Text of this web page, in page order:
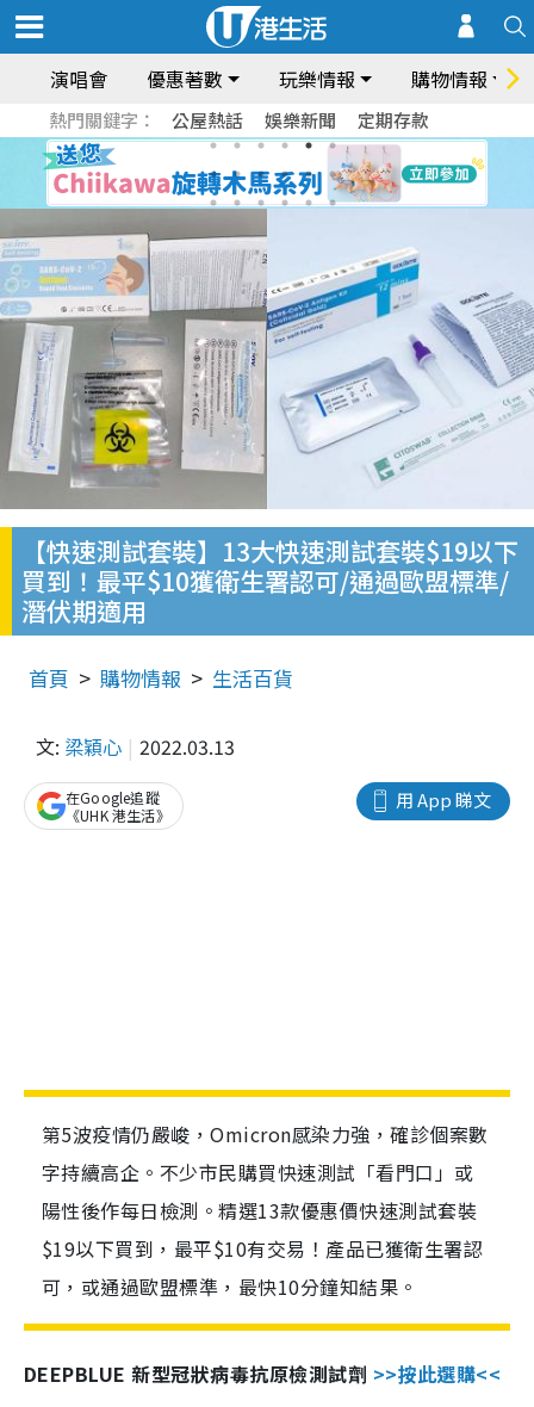
演唱會 優惠著數 玩樂情報 購物情報
熱門關鍵字： 公屋熱話 娛樂新聞 定期存款
【快速測試套裝】13大快速測試套裝$19以下
買到！最平$10獲衛生署認可/通過歐盟標準/
潛伏期適用
首頁 購物情報 生活百貨
文: 梁穎心 2022.03.13
用 App 睇文
在Google追蹤
《UHK 港生活》
第5波疫情仍嚴峻，Omicron感染力強，確診個案數
字持續高企。不少市民購買快速測試「看門口」或
陽性後作每日檢測。精選13款優惠價快速測試套裝
$19以下買到，最平$10有交易！產品已獲衛生署認
可，或通過歐盟標準，最快10分鐘知結果。
DEEPBLUE 新型冠狀病毒抗原檢測試劑 >>按此選購<<